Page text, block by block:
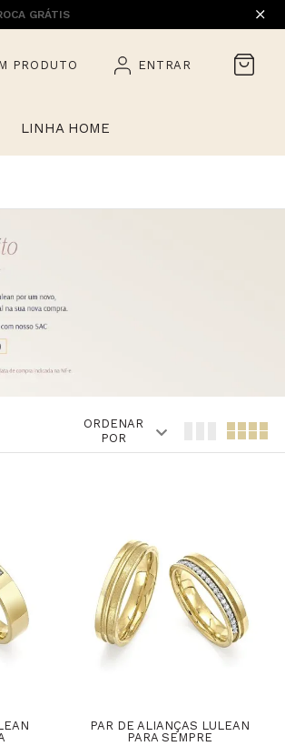
PRODUTO ENTRAR
LINHA HOME
ORDENAR
POR
PAR DE ALIANÇAS LULEAN
PARA SEMPRE